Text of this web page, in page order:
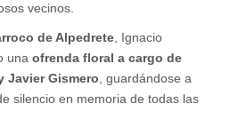
vecinos.
de Alpedrete , Ignacio
una ofrenda floral a cargo de
Javier Gismero , guardándose a
silencio en memoria de todas las